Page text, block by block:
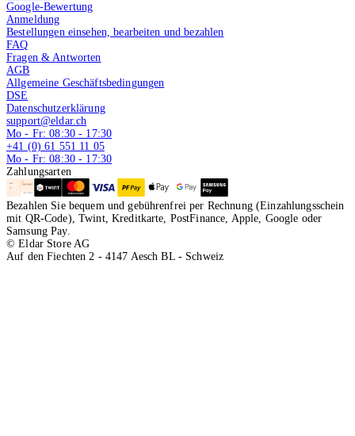
Google-Bewertung
Anmeldung
Bestellungen einsehen, bearbeiten und bezahlen
FAQ
Fragen & Antworten
AGB
Allgemeine Geschäftsbedingungen
DSE
Datenschutzerklärung
support@eldar.ch
Mo - Fr: 08:30 - 17:30
+41 (0) 61 551 11 05
Mo - Fr: 08:30 - 17:30
Zahlungsarten
Bezahlen Sie bequem und gebührenfrei per Rechnung (Einzahlungsschein
mit QR-Code), Twint, Kreditkarte, PostFinance, Apple, Google oder
Samsung Pay.
© Eldar Store AG
Auf den Fiechten 2 - 4147 Aesch BL - Schweiz